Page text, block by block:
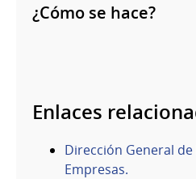
¿Cómo se hace?
Enlaces
Dirección General
Empresas.